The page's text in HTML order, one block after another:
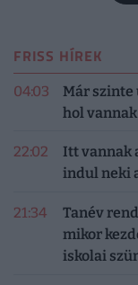
FRISS HÍREK
04:03
Már szinte
hol
22:02
Itt vannak
indul neki
21:34
Tanév
mikor
iskolai